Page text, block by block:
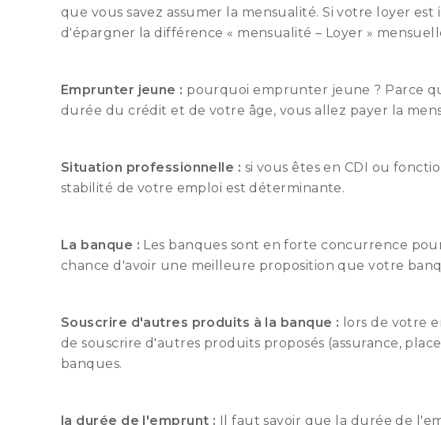
que vous savez assumer la mensualité. Si votre loyer
d'épargner la différence « mensualité – Loyer »
Emprunter jeune : pourquoi emprunter jeune ? Parce
durée du crédit et de votre âge, vous allez payer la
Situation professionnelle : si vous êtes en CDI ou
stabilité de votre emploi est déterminante.
La banque : Les banques sont en forte concurrence
chance d'avoir une meilleure proposition que votre
Souscrire d'autres produits à la banque :
lors de votre
de souscrire d'autres produits proposés (assurance,
banques.
la durée de l'emprunt : Il faut savoir que la durée de